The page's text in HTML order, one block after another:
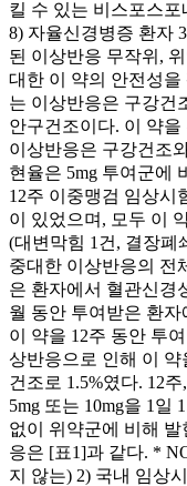
킬 수 있는 비스포스
8) 자율신경병증 환자
된 이상반응 무작위,
대한 이 약의 안전성을
는 이상반응은 구강건
안구건조이다. 이 약
이상반응은 구강건조
현율은 5mg 투여군에
12주 이중맹검 임상시
이 있었으며, 모두 이
(대변막힘 1건, 결장폐
중대한 이상반응의 전
은 환자에서 혈관신경
월 동안 투여받은 환
이 약을 12주 동안 투
상반응으로 인해 이
건조로 1.5%였다. 12
5mg 또는 10mg을 1일
없이 위약군에 비해
응은 [표1]과 같다. *
지 않는) 2) 국내 임상